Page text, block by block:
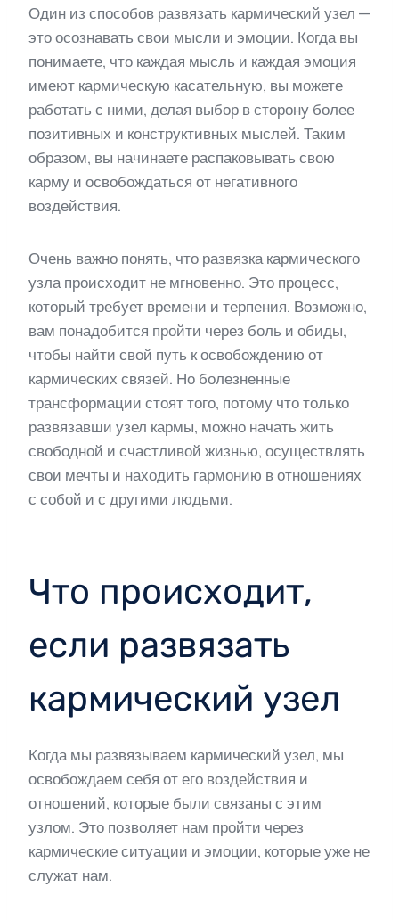
Один из способов развязать кармический узел —
это осознавать свои мысли и эмоции. Когда вы
понимаете, что каждая мысль и каждая эмоция
имеют кармическую касательную, вы можете
работать с ними, делая выбор в сторону более
позитивных и конструктивных мыслей. Таким
образом, вы начинаете распаковывать свою
карму и освобождаться от негативного
воздействия.
Очень важно понять, что развязка кармического
узла происходит не мгновенно. Это процесс,
который требует времени и терпения. Возможно,
вам понадобится пройти через боль и обиды,
чтобы найти свой путь к освобождению от
кармических связей. Но болезненные
трансформации стоят того, потому что только
развязавши узел кармы, можно начать жить
свободной и счастливой жизнью, осуществлять
свои мечты и находить гармонию в отношениях
с собой и с другими людьми.
Что происходит,
если развязать
кармический узел
Когда мы развязываем кармический узел, мы
освобождаем себя от его воздействия и
отношений, которые были связаны с этим
узлом. Это позволяет нам пройти через
кармические ситуации и эмоции, которые уже не
служат нам.